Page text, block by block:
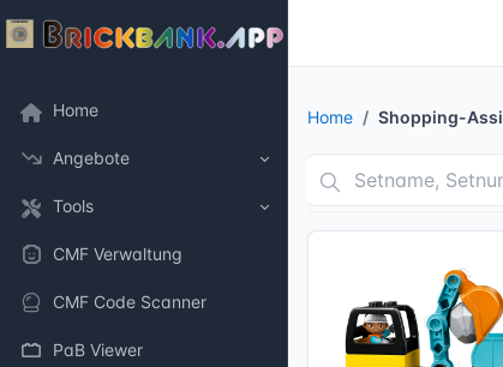
Home
Angebote
Tools
CMF Verwaltung
CMF Code Scanner
PaB Viewer
Home Shopping-